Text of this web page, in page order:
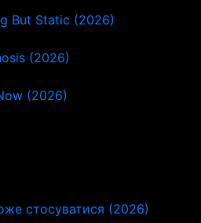
But Static (2026)
(2026)
(2026)
стосуватися (2026)